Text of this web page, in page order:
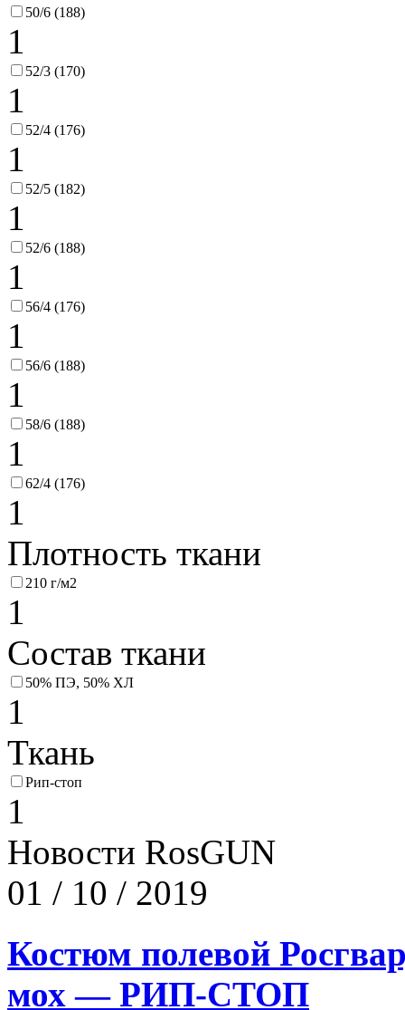
50/6 (188)
1
52/3 (170)
1
52/4 (176)
1
52/5 (182)
1
52/6 (188)
1
56/4 (176)
1
56/6 (188)
1
58/6 (188)
1
62/4 (176)
1
Плотность ткани
210 г/м2
1
Состав ткани
50% ПЭ, 50% ХЛ
1
Ткань
Рип-стоп
1
Новости RosGUN
01 / 10 / 2019
Костюм полевой
мох — РИП-СТОП